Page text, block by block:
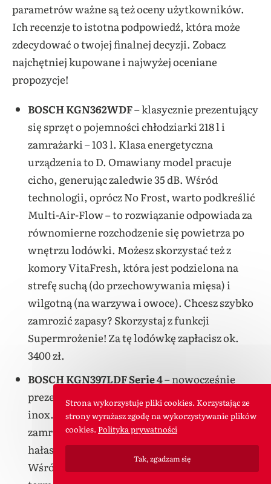
parametrów ważne są też oceny użytkowników.
Ich recenzje to istotna podpowiedź, która może
zdecydować o twojej finalnej decyzji. Zobacz
najchętniej kupowane i najwyżej oceniane
propozycje!
BOSCH KGN362WDF– klasycznie prezentujący
się sprzęt o pojemności chłodziarki 218 l i
zamrażarki – 103 l. Klasa energetyczna
urządzenia to D. Omawiany model pracuje
cicho, generując zaledwie 35 dB. Wśród
technologii, oprócz No Frost, warto podkreślić
Multi-Air-Flow – to rozwiązanie odpowiada za
równomierne rozchodzenie się powietrza po
wnętrzu lodówki. Możesz skorzystać też z
komory VitaFresh, która jest podzielona na
strefę suchą (do przechowywania mięsa) i
wilgotną (na warzywa i owoce). Chcesz szybko
zamrozić zapasy? Skorzystaj z funkcji
Supermrożenie! Za tę lodówkę zapłacisz ok.
3400 zł.
BOSCH KGN397LDF Serie 4– nowocześnie
prezentujący się sprzęt w modnym kolorze
inox. Pojemność chłodziarki to 260 l,
zamrażarki – 103 l. Klasa energetyczna i poziom
hałasu są takie same, jak w modelu powyżej.
Wśród technologii znajdziesz też opcję Eco. Gdy
Strona wykorzystuje pliki cookies. Korzystając ze
strony wyrażasz zgodę na wykorzystywanie plików
cookies. Polityka prywatności
Tak, zgadzam się